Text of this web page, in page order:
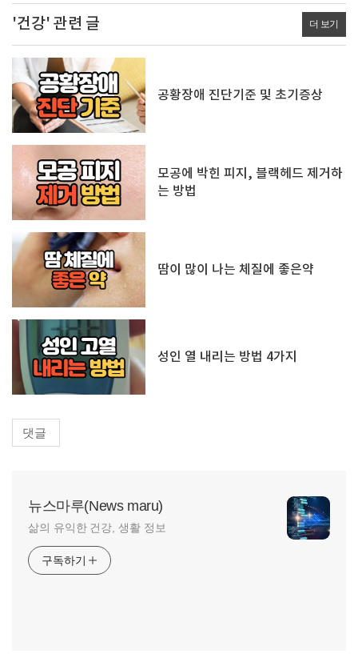
'건강' 관련 글 더 보기
공황장애 진단기준 및 초기증상
모공에 박힌 피지, 블랙헤드 제거하
는 방법
땀이 많이 나는 체질에 좋은약
성인 열 내리는 방법 4가지
댓글
뉴스마루(News maru)
삶의 유익한 건강, 생활 정보
구독하기